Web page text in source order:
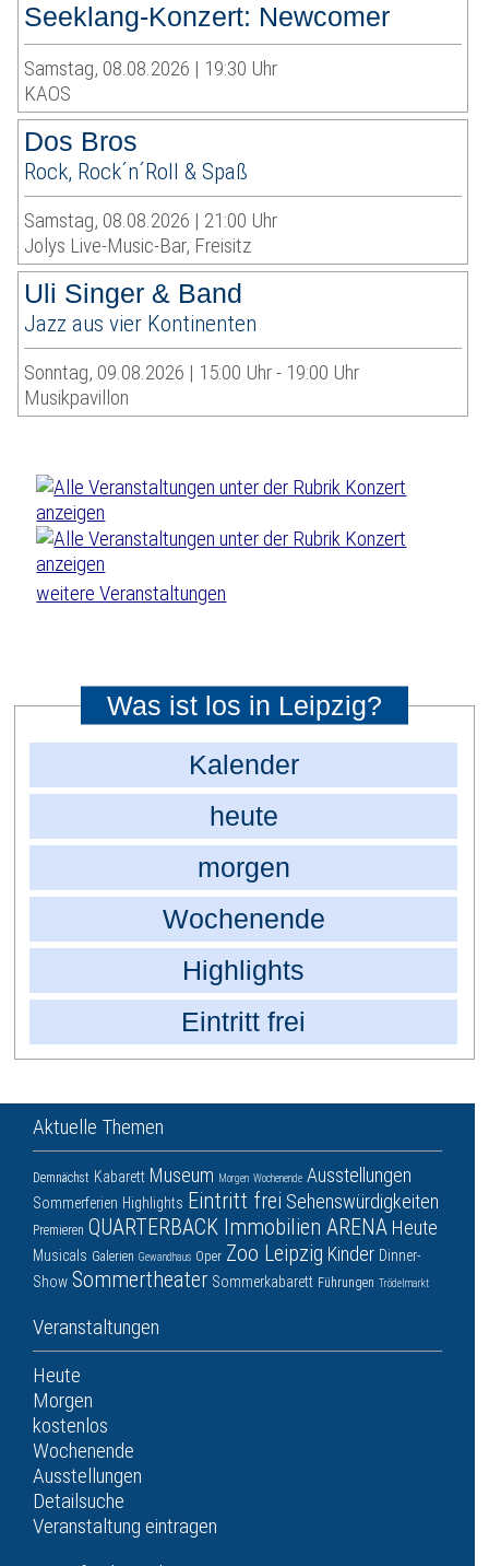
Seeklang-Konzert: Newcomer
Samstag, 08.08.2026 | 19:30 Uhr
KAOS
Dos Bros
Rock, Rock´n´Roll & Spaß
Samstag, 08.08.2026 | 21:00 Uhr
Jolys Live-Music-Bar, Freisitz
Uli Singer & Band
Jazz aus vier Kontinenten
Sonntag, 09.08.2026 | 15:00 Uhr - 19:00 Uhr
Musikpavillon
weitere Veranstaltungen
Was ist los in Leipzig?
Kalender
heute
morgen
Wochenende
Highlights
Eintritt frei
Aktuelle Themen
Demnächst Kabarett Museum Morgen Wochenende Ausstellungen
Sommerferien Highlights Eintritt frei Sehenswürdigkeiten
Premieren QUARTERBACK Immobilien ARENA Heute
Musicals Galerien Gewandhaus Oper Zoo Leipzig Kinder Dinner-
Show Sommertheater Sommerkabarett Führungen Trödelmarkt
Veranstaltungen
Heute
Morgen
kostenlos
Wochenende
Ausstellungen
Detailsuche
Veranstaltung eintragen